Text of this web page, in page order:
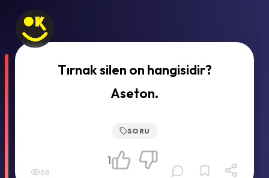
Tırnak silen on hangisidir?
Aseton.
SORU
66
1